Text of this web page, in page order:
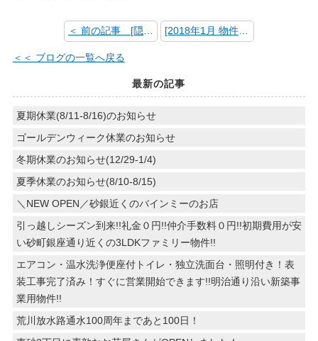
＜ 前の記事 [隠れ家的蕎麦屋「銀杏」] [2018年1月 物件別アクセスランキング] 次の記事 ＞
＜＜ ブログの一覧へ戻る
最新の記事
夏期休業(8/11-8/16)のお知らせ
ゴールデンウィーク休業のお知らせ
冬期休業のお知らせ(12/29-1/4)
夏季休業のお知らせ(8/10-8/15)
＼NEW OPEN／砂銀近くのバインミーのお店
引っ越しシーズン到来!!礼金０円!!仲介手数料０円!!初期費用が安
い砂町銀座通り近くの3LDKファミリー物件!!
エアコン・温水洗浄便座付トイレ・独立洗面台・照明付き！表
装工事完了済み！すぐに営業開始できます!!明治通り沿い新築事
業用物件!!
荒川放水路通水100周年まであと100日！